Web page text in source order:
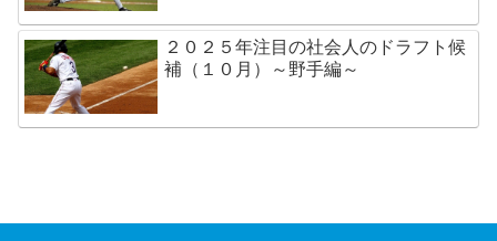
２０２５年注目の社会人のドラフト候
補（１０月）～野手編～